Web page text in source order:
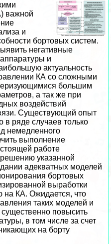
важной
и
бортовых систем.
негативные
и
актуальность
КА со сложными
большим
а так же при
воздействий
Существующий опыт
в ряде случаев только
немедленного
выполнение
работе
указанной
адекватных моделей
бортовых
выработки
на КА. Ожидается, что
таких моделей и
повысить
в том числе за счет
на борту